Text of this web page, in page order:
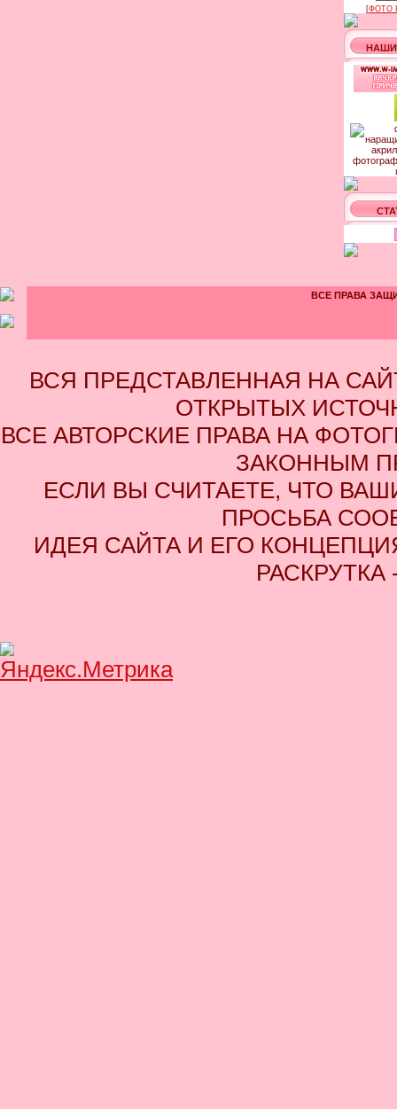
[ФОТО
ВСЕ ПРАВА
ВСЯ ПРЕДСТАВЛЕННАЯ НА
ОТКРЫТЫХ
ВСЕ АВТОРСКИЕ ПРАВА НА
ЗАКОННЫМ
ЕСЛИ ВЫ СЧИТАЕТЕ, ЧТО
ПРОСЬБА
ИДЕЯ САЙТА И ЕГО
РАСКРУТКА